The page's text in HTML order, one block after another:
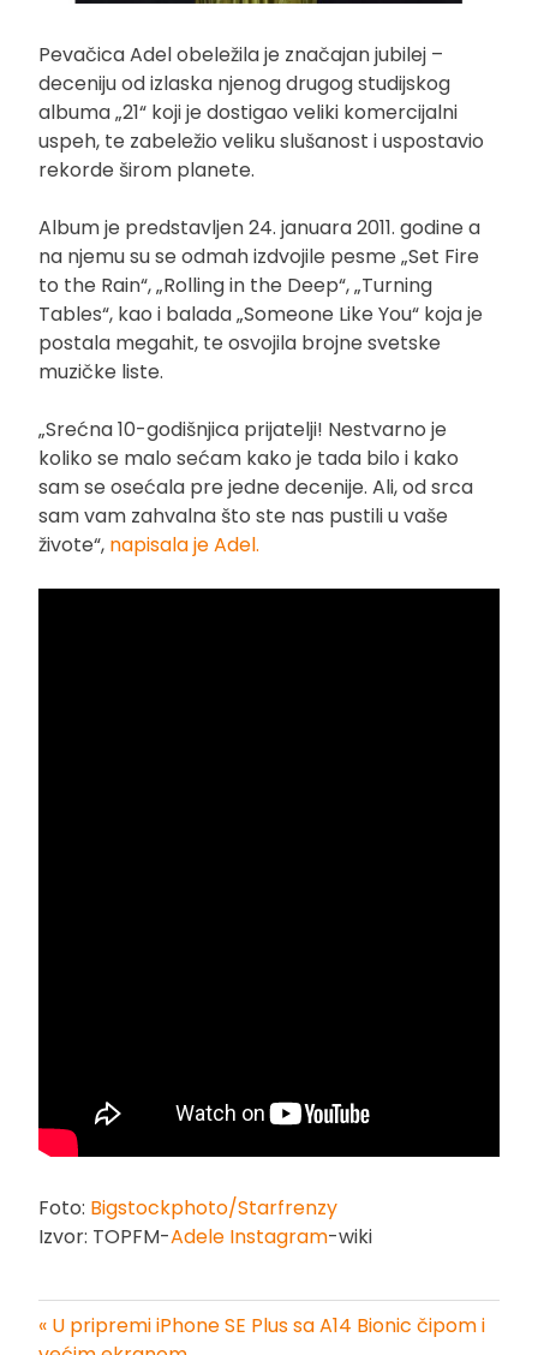
Pevačica Adel obeležila je značajan jubilej –
deceniju od izlaska njenog drugog studijskog
albuma „21“ koji je dostigao veliki komercijalni
uspeh, te zabeležio veliku slušanost i uspostavio
rekorde širom planete.
Album je predstavljen 24. januara 2011. godine a
na njemu su se odmah izdvojile pesme „Set Fire
to the Rain“, „Rolling in the Deep“, „Turning
Tables“, kao i balada „Someone Like You“ koja je
postala megahit, te osvojila brojne svetske
muzičke liste.
„Srećna 10-godišnjica prijatelji! Nestvarno je
koliko se malo sećam kako je tada bilo i kako
sam se osećala pre jedne decenije. Ali, od srca
sam vam zahvalna što ste nas pustili u vaše
živote“, napisala je Adel.
Foto: Bigstockphoto/Starfrenzy
Izvor: TOPFM-Adele Instagram-wiki
« U pripremi iPhone SE Plus sa A14 Bionic čipom i